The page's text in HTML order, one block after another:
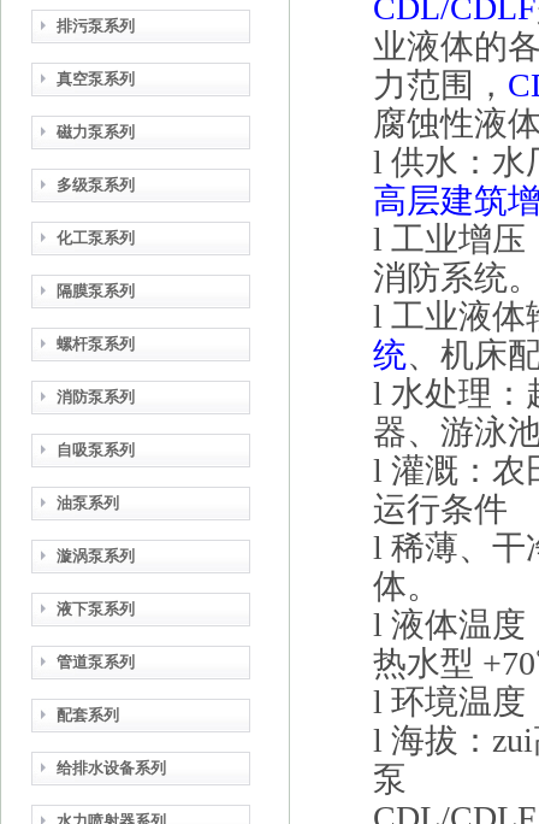
排污泵系列
真空泵系列
磁力泵系列
多级泵系列
化工泵系列
隔膜泵系列
螺杆泵系列
消防泵系列
自吸泵系列
油泵系列
漩涡泵系列
液下泵系列
管道泵系列
配套系列
给排水设备系列
CDL/CDLF
业液体的
力范围，
腐蚀性液
l 供水：水
高层建筑
l 工业增压
消防系统
l 工业液体
统、机床
l 水处理：
器、游泳
l 灌溉：农
运行条件
l 稀薄、干
体。
l 液体温度
热水型 +70
l 环境温度
l 海拔：
泵